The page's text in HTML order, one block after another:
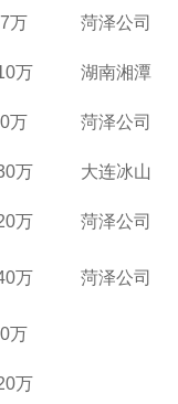
万 菏泽公司
万 湖南湘潭
万 菏泽公司
万 大连冰山
万 菏泽公司
万 菏泽公司
万
万